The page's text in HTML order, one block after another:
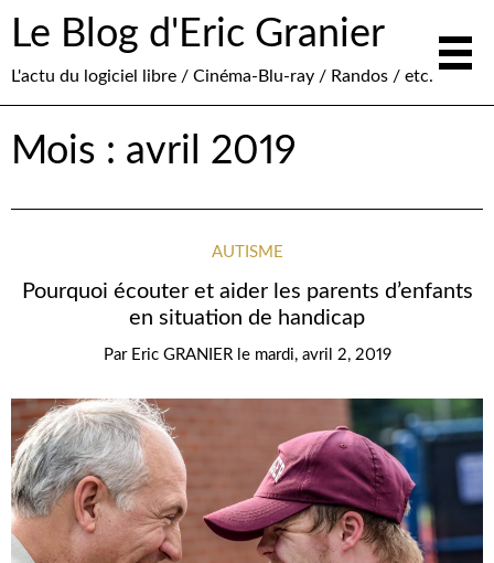
Le Blog d'Eric Granier
L'actu du logiciel libre / Cinéma-Blu-ray / Randos / etc.
Mois : avril 2019
AUTISME
Pourquoi écouter et aider les parents d’enfants
en situation de handicap
Par Eric GRANIER le mardi, avril 2, 2019